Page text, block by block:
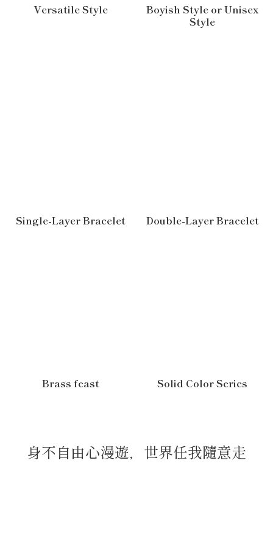
Versatile Style
Boyish Style or Unisex
Style
Single-Layer Bracelet Double-Layer Bracelet
Brass feast Solid Color Series
身不自由心漫遊，世界任我隨意走